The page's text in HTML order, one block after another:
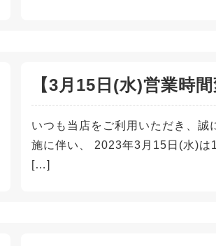
【3月15日(水)営業時
いつも当店をご利用いただき、
施に伴い、 2023年3月15日(水)
[…]